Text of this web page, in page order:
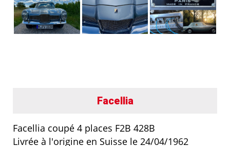
Facellia
Facellia coupé 4 places F2B 428B
Livrée à l'origine en Suisse le 24/04/1962